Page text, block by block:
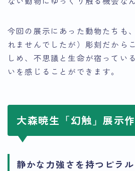
今回の展示にあった動物たちも
れませんでしたが）彫刻だから
しめ、不思議と生命が宿ってい
いを感じることができます。
大森暁生「幻触」展示
静かな力強さを持つピラル